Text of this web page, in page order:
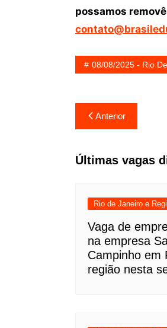
possamos
08/08/2025 - Rio
Navegação
de
Post
Anterior
Últimas vagas
Rio de Janeiro e
Vaga de
na empresa
Campinho em
região nesta